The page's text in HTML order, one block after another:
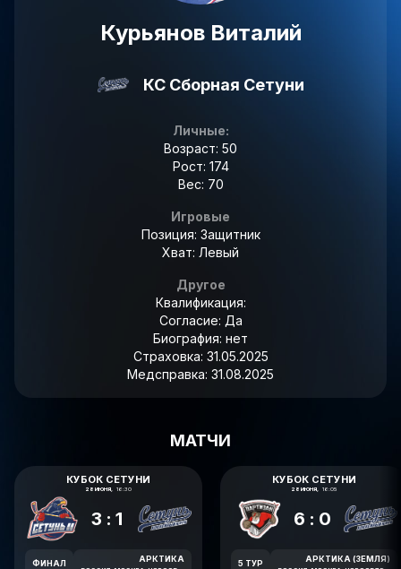
Курьянов Виталий
КС Сборная Сетуни
Личные:
Возраст: 50
Рост: 174
Вес: 70
Игровые
Позиция: Защитник
Хват: Левый
Другое
Квалификация:
Согласие: Да
Биография: нет
Страховка: 31.05.2025
Медсправка: 31.08.2025
МАТЧИ
КУБОК СЕТУНИ
28 ИЮНЯ, 16:30
3:1
ФИНАЛ АРКТИКА
КУБОК СЕТУНИ
28 ИЮНЯ, 16:05
6:0
5 ТУР АРКТИКА (ЗЕМЛЯ)